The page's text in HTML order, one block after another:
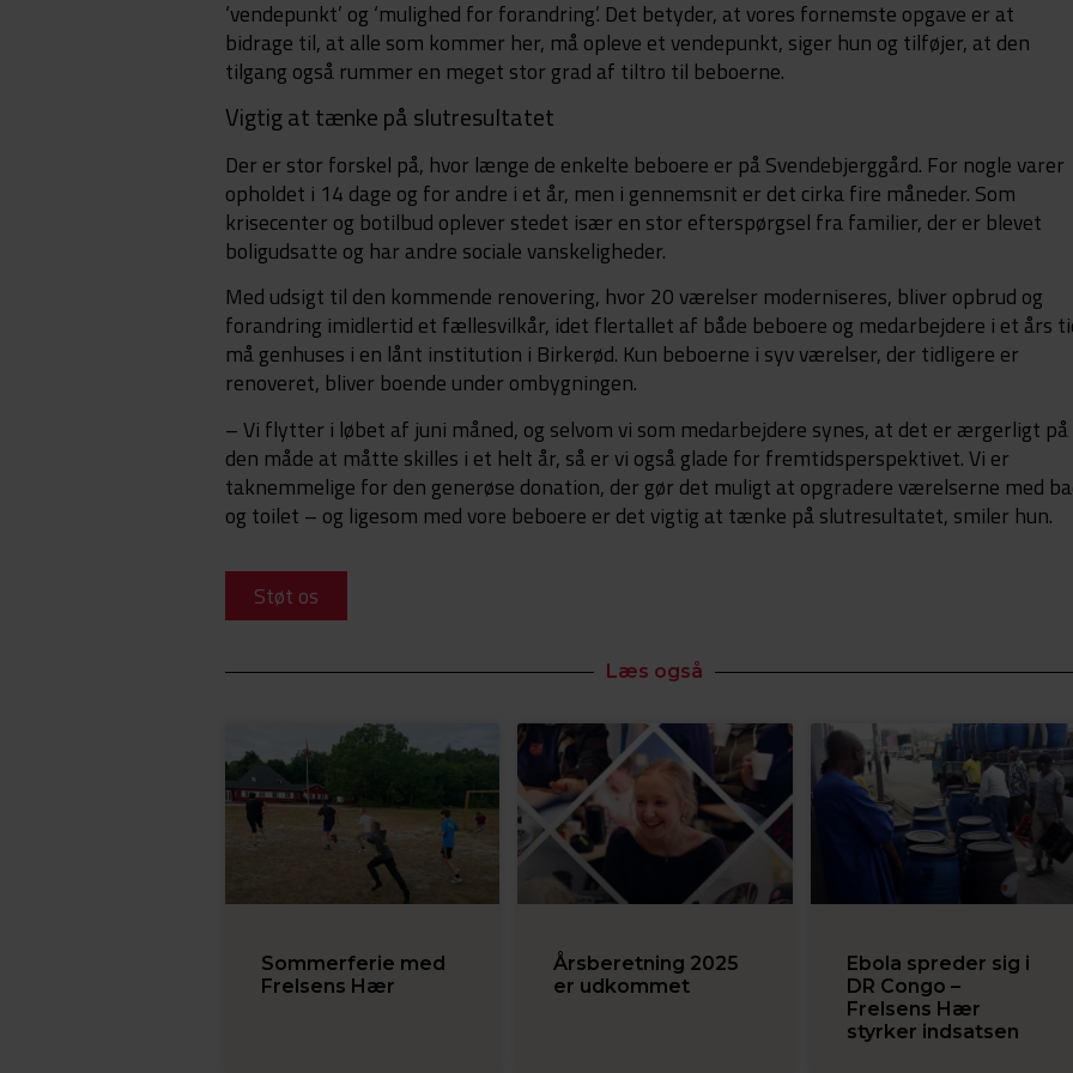
‘vendepunkt’ og ‘mulighed for forandring’. Det betyder, at vores fornemste opgave er at
bidrage til, at alle som kommer her, må opleve et vendepunkt, siger hun og tilføjer, at den
tilgang også rummer en meget stor grad af tiltro til beboerne.
Vigtig at tænke på slutresultatet
Der er stor forskel på, hvor længe de enkelte beboere er på Svendebjerggård. For nogle varer
opholdet i 14 dage og for andre i et år, men i gennemsnit er det cirka fire måneder. Som
krisecenter og botilbud oplever stedet især en stor efterspørgsel fra familier, der er blevet
boligudsatte og har andre sociale vanskeligheder.
Med udsigt til den kommende renovering, hvor 20 værelser moderniseres, bliver opbrud og
forandring imidlertid et fællesvilkår, idet flertallet af både beboere og medarbejdere i et års
må genhuses i en lånt institution i Birkerød. Kun beboerne i syv værelser, der tidligere er
renoveret, bliver boende under ombygningen.
– Vi flytter i løbet af juni måned, og selvom vi som medarbejdere synes, at det er ærgerligt på
den måde at måtte skilles i et helt år, så er vi også glade for fremtidsperspektivet. Vi er
taknemmelige for den generøse donation, der gør det muligt at opgradere værelserne med
og toilet – og ligesom med vore beboere er det vigtig at tænke på slutresultatet, smiler hun.
Støt os
Læs også
Sommerferie med
Frelsens Hær
Årsberetning 2025
er udkommet
Ebola spreder sig i
DR Congo –
Frelsens Hær
styrker indsatsen